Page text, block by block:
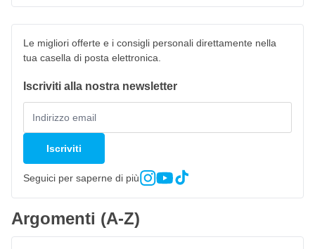
Le migliori offerte e i consigli personali direttamente nella
tua casella di posta elettronica.
Iscriviti alla nostra newsletter
Iscriviti
Seguici per saperne di più
Argomenti (A-Z)